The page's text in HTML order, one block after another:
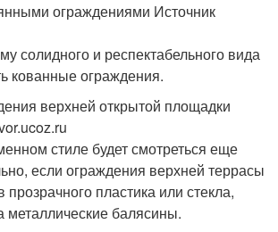
ограждениями Источник
солидного и респектабельного вида
кованные ограждения.
верхней открытой площадки
стиле будет смотреться еще
если ограждения верхней террасы
прозрачного пластика или стекла,
металлические балясины.